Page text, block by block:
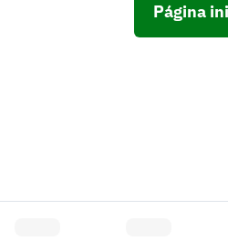
Página